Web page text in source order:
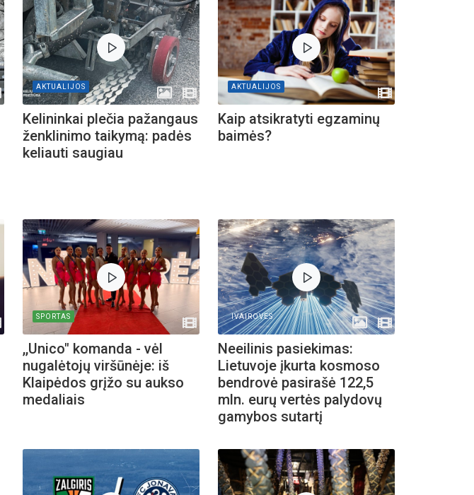
AKTUALIJOS
Kelininkai plečia pažangaus
ženklinimo taikymą: padės
keliauti saugiau
AKTUALIJOS
Kaip atsikratyti egzaminų
baimės?
SPORTAS
,,Unico" komanda - vėl
nugalėtojų viršūnėje: iš
Klaipėdos grįžo su aukso
medaliais
IVAIROVES
Neeilinis pasiekimas:
Lietuvoje įkurta kosmoso
bendrovė pasirašė 122,5
mln. eurų vertės palydovų
gamybos sutartį